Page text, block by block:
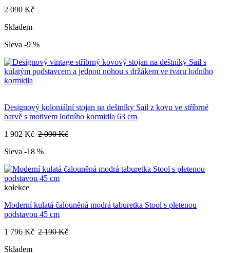
2 090 Kč
Skladem
Sleva -9 %
Designový koloniální stojan na deštníky Sail z kovu ve stříbrné
barvě s motivem lodního kormidla 63 cm
1 902 Kč 2 090 Kč
Sleva -18 %
kolekce
Moderní kulatá čalouněná modrá taburetka Stool s pletenou
podstavou 45 cm
1 796 Kč 2 190 Kč
Skladem